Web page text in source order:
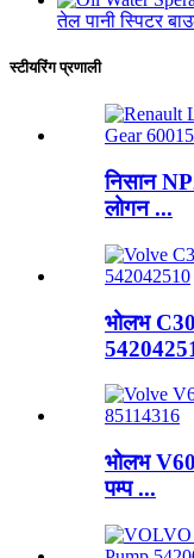
तेल पानी स्पिटर
स्टीयरिंग प्रणाली
निसान
लोगन ...
भोलभ
भोलभ
पम्प ...